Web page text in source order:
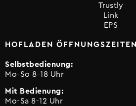
Trustly
Link
EPS
HOFLADEN ÖFFNUNGSZEITEN
Selbstbedienung:
Mo-So 8-18 Uhr
Mit Bedienung:
Mo-Sa 8-12 Uhr